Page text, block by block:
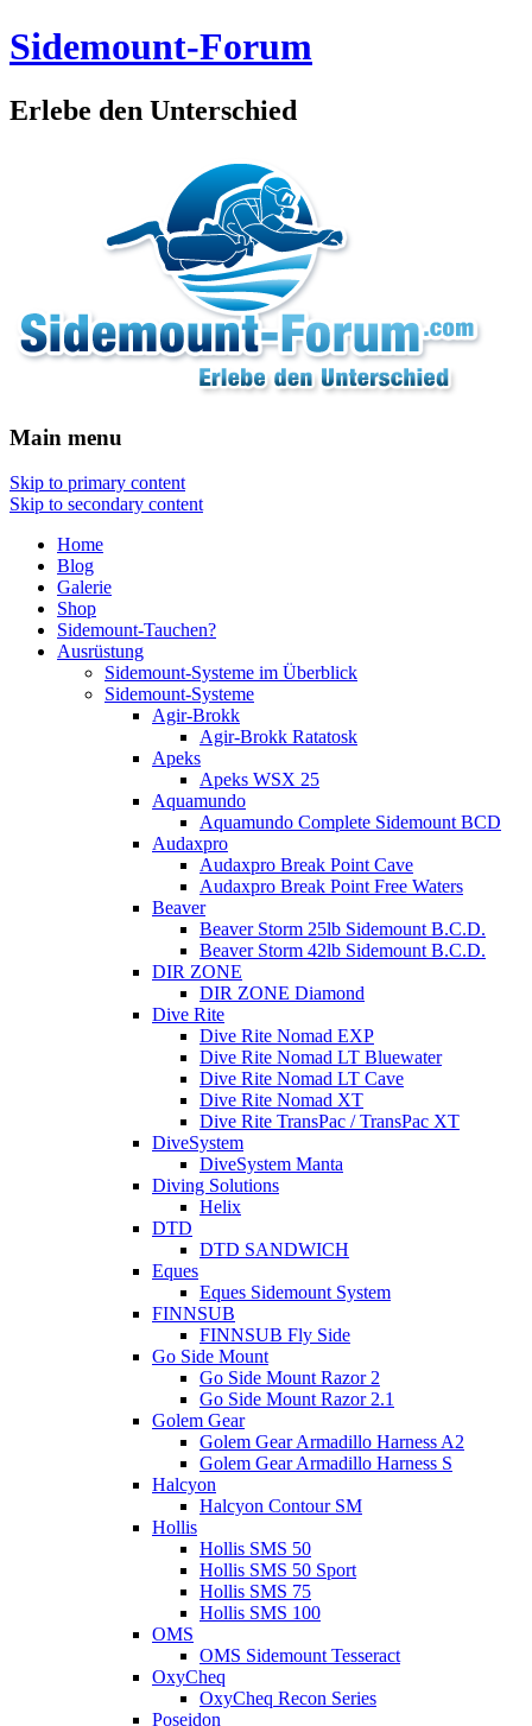
Sidemount-Forum
Erlebe den Unterschied
Main menu
Skip to primary content
Skip to secondary content
Home
Blog
Galerie
Shop
Sidemount-Tauchen?
Ausrüstung
Sidemount-Systeme im Überblick
Sidemount-Systeme
Agir-Brokk
Agir-Brokk Ratatosk
Apeks
Apeks WSX 25
Aquamundo
Aquamundo Complete Sidemount BCD
Audaxpro
Audaxpro Break Point Cave
Audaxpro Break Point Free Waters
Beaver
Beaver Storm 25lb Sidemount B.C.D.
Beaver Storm 42lb Sidemount B.C.D.
DIR ZONE
DIR ZONE Diamond
Dive Rite
Dive Rite Nomad EXP
Dive Rite Nomad LT Bluewater
Dive Rite Nomad LT Cave
Dive Rite Nomad XT
Dive Rite TransPac / TransPac XT
DiveSystem
DiveSystem Manta
Diving Solutions
Helix
DTD
DTD SANDWICH
Eques
Eques Sidemount System
FINNSUB
FINNSUB Fly Side
Go Side Mount
Go Side Mount Razor 2
Go Side Mount Razor 2.1
Golem Gear
Golem Gear Armadillo Harness A2
Golem Gear Armadillo Harness S
Halcyon
Halcyon Contour SM
Hollis
Hollis SMS 50
Hollis SMS 50 Sport
Hollis SMS 75
Hollis SMS 100
OMS
OMS Sidemount Tesseract
OxyCheq
OxyCheq Recon Series
Poseidon